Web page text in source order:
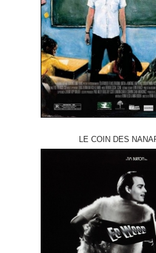
LE COIN DES